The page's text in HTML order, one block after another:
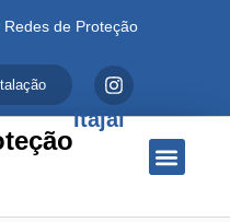
de Proteção
Itajaí